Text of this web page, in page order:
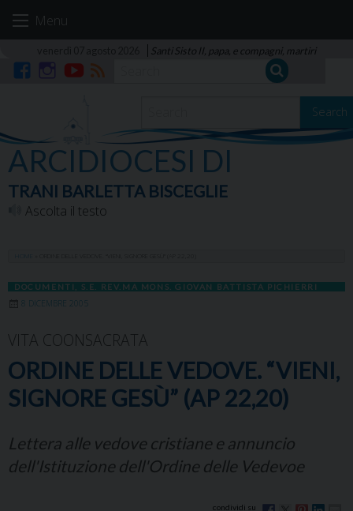
Menu
Santi Sisto II, papa, e compagni, martiri
Search
ARCIDIOCESI DI
TRANI BARLETTA BISCEGLIE
Ascolta il testo
DOCUMENTI S.E. REV.MA MONS. GIOVAN BATTISTA PICHIERRI
8 DICEMBRE 2005
VITA COONSACRATA
ORDINE DELLE VEDOVE. “VIENI,
SIGNORE GESÙ” (AP 22,20)
Lettera alle vedove cristiane e annuncio
dell'Istituzione dell'Ordine delle Vedevoe